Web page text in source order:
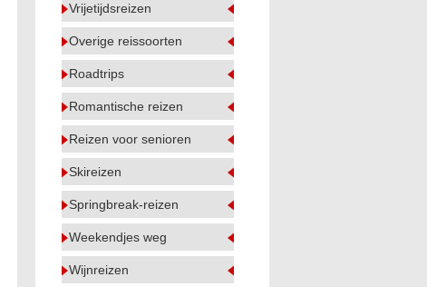
Vrijetijdsreizen
Overige reissoorten
Roadtrips
Romantische reizen
Reizen voor senioren
Skireizen
Springbreak-reizen
Weekendjes weg
Wijnreizen